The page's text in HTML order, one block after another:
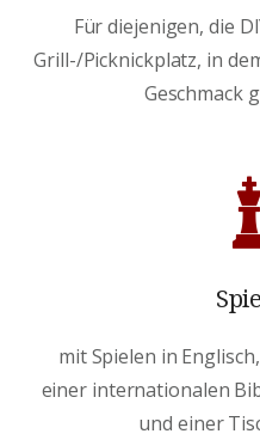
Für diejenigen, die
Grill-/Picknickplatz, in
Geschmack
mit Spielen in
einer internationalen
und einer